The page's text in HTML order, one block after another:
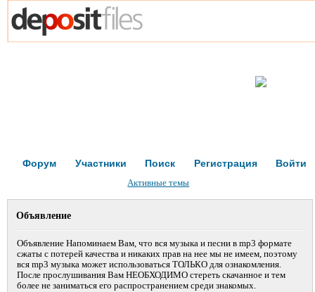
Форум Участники Поиск Регистрация Войти
Активные темы
Объявление
Объявление Напоминаем Вам, что вся музыка и песни в mp3 формате
сжаты с потерей качества и никаких прав на нее мы не имеем, поэтому
вся mp3 музыка может использоваться ТОЛЬКО для ознакомления.
После прослушивания Вам НЕОБХОДИМО стереть скачанное и тем
более не заниматься его распространением среди знакомых.